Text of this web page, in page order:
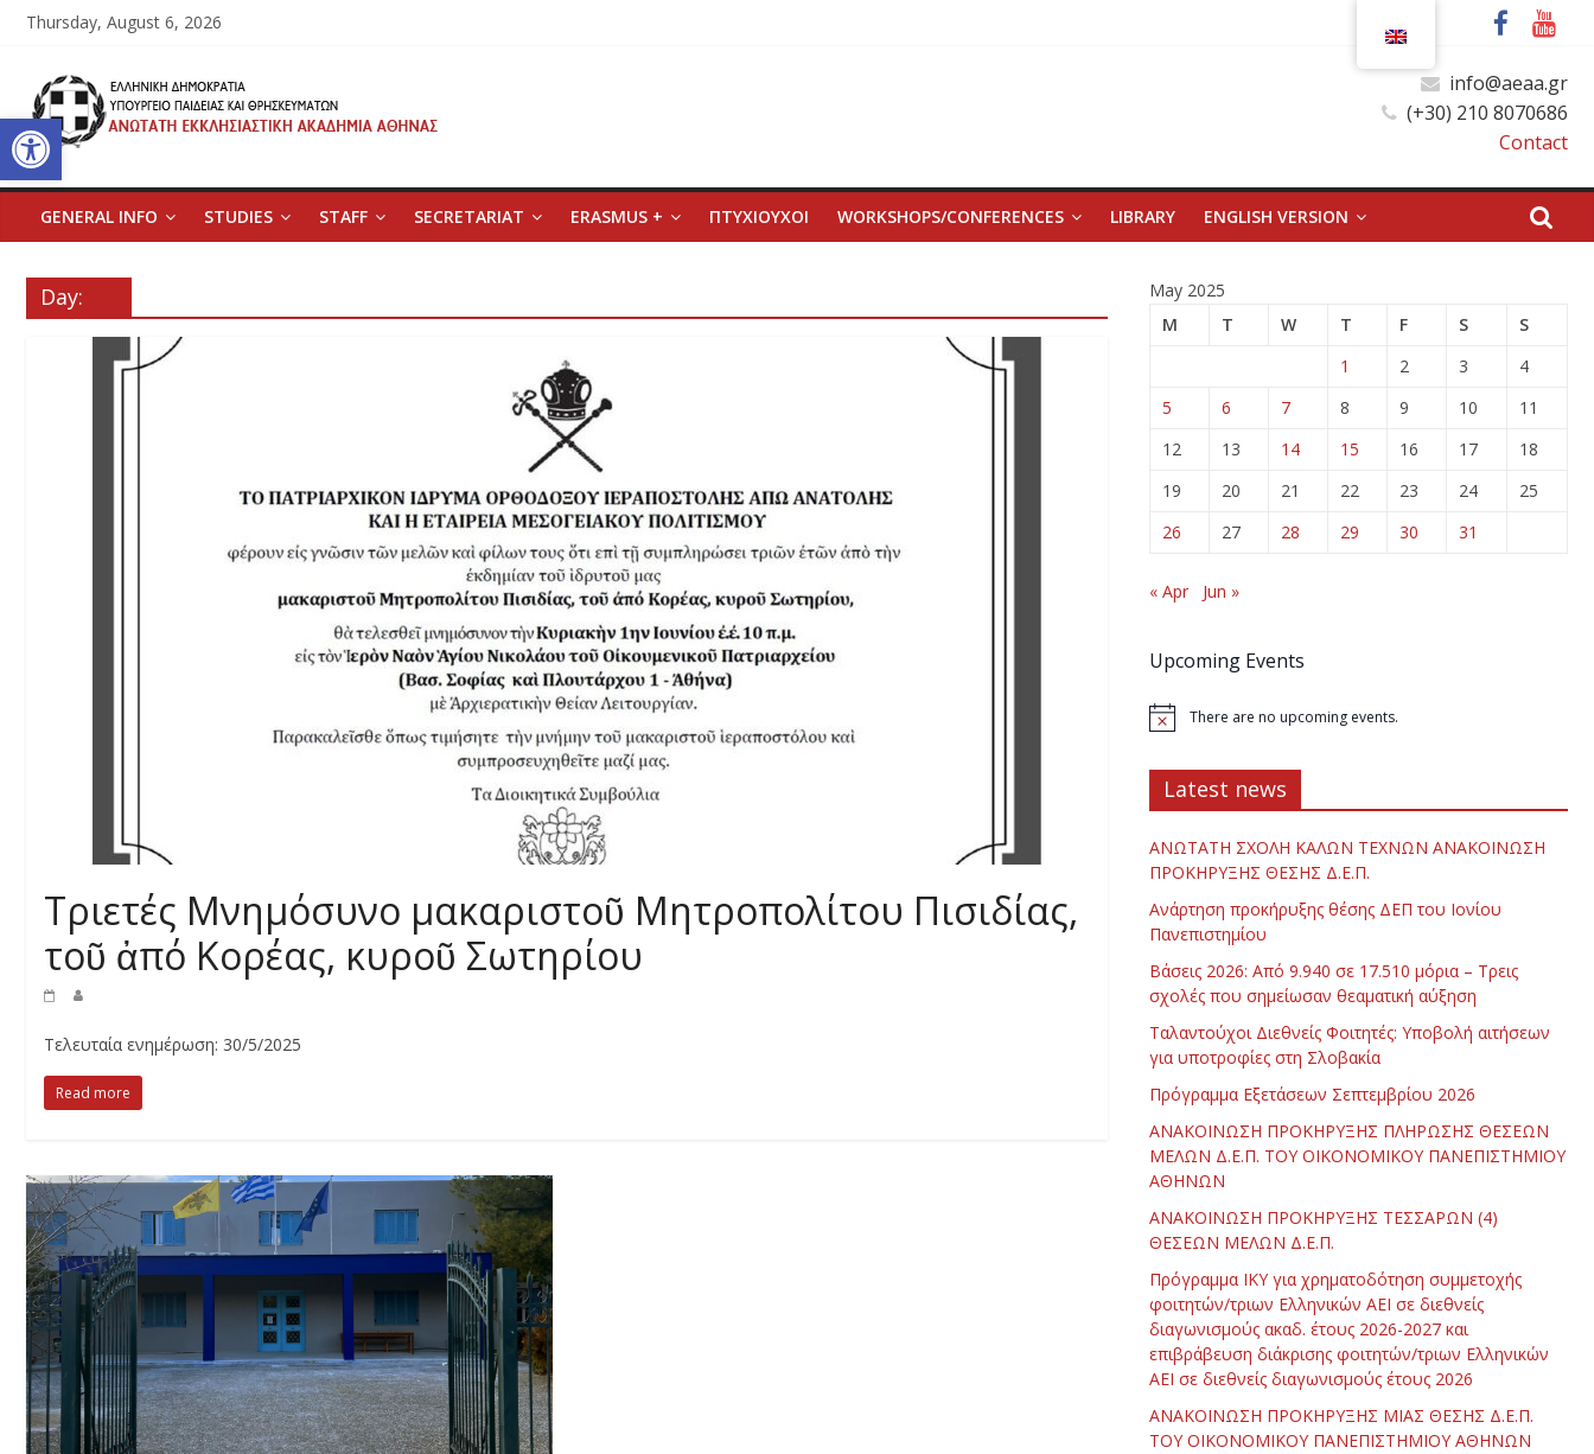
Open toolbar
Skip
content
Thursday, August 6, 2026
Ανώτατη
Εκκλησιαστική
Ακαδημία
Αθηνών
Ανώτατη
Εκκλησιαστική
info@aeaa.gr
(+30) 210 8070686
Contact
GENERAL INFO STUDIES STAFF SECRETARIAT ERASMUS + ΠΤΥΧΙΟΥΧΟΙ WORKSHOPS/CONFERENCES LIBRARY ENGLISH VERSION
Day:
Τριετές Μνημόσυνο μακαριστοῦ Μητροπολίτου Πισιδίας,
τοῦ ἀπό Κορέας, κυροῦ Σωτηρίου
Τελευταία ενημέρωση: 30/5/2025
Read more
May 2025
M
T W T F S
S
1
2 3
4
5
6 7 8 9 10
11
12
13 14 15 16 17
18
19
20 21 22 23 24
25
26
27 28 29 30 31
« Apr Jun »
Upcoming Events
There are no upcoming events.
Latest news
ΑΝΩΤΑΤΗ ΣΧΟΛΗ ΚΑΛΩΝ ΤΕΧΝΩΝ ΑΝΑΚΟΙΝΩΣΗ
ΠΡΟΚΗΡΥΞΗΣ ΘΕΣΗΣ Δ.Ε.Π.
Ανάρτηση προκήρυξης θέσης ΔΕΠ του Ιονίου
Πανεπιστημίου
Βάσεις 2026: Από 9.940 σε 17.510 μόρια – Τρεις
σχολές που σημείωσαν θεαματική αύξηση
Ταλαντούχοι Διεθνείς Φοιτητές: Υποβολή αιτήσεων
για υποτροφίες στη Σλοβακία
Πρόγραμμα Εξετάσεων Σεπτεμβρίου 2026
ΑΝΑΚΟΙΝΩΣΗ ΠΡΟΚΗΡΥΞΗΣ ΠΛΗΡΩΣΗΣ ΘΕΣΕΩΝ
ΜΕΛΩΝ Δ.Ε.Π. ΤΟΥ ΟΙΚΟΝΟΜΙΚΟΥ ΠΑΝΕΠΙΣΤΗΜΙΟΥ
ΑΘΗΝΩΝ
ΑΝΑΚΟΙΝΩΣΗ ΠΡΟΚΗΡΥΞΗΣ ΤΕΣΣΑΡΩΝ (4)
ΘΕΣΕΩΝ ΜΕΛΩΝ Δ.Ε.Π.
Πρόγραμμα ΙΚΥ για χρηματοδότηση συμμετοχής
φοιτητών/τριων Ελληνικών ΑΕΙ σε διεθνείς
διαγωνισμούς ακαδ. έτους 2026-2027 και
επιβράβευση διάκρισης φοιτητών/τριων Ελληνικών
ΑΕΙ σε διεθνείς διαγωνισμούς έτους 2026
ΑΝΑΚΟΙΝΩΣΗ ΠΡΟΚΗΡΥΞΗΣ ΜΙΑΣ ΘΕΣΗΣ Δ.Ε.Π.
ΤΟΥ ΟΙΚΟΝΟΜΙΚΟΥ ΠΑΝΕΠΙΣΤΗΜΙΟΥ ΑΘΗΝΩΝ